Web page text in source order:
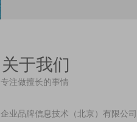
关于我们
专注做擅长的事情
企业品牌信息技术（北京）有限公